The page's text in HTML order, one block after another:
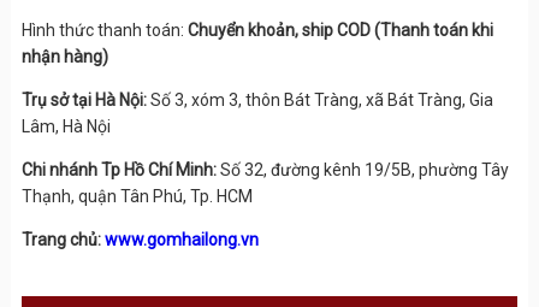
Hình thức thanh toán: Chuyển khoản, ship COD (Thanh toán khi
nhận hàng)
Trụ sở tại Hà Nội:Số 3, xóm 3, thôn Bát Tràng, xã Bát Tràng, Gia
Lâm, Hà Nội
Chi nhánh Tp Hồ Chí Minh:Số 32, đường kênh 19/5B, phường Tây
Thạnh, quận Tân Phú, Tp. HCM
Trang chủ: www.gomhailong.vn